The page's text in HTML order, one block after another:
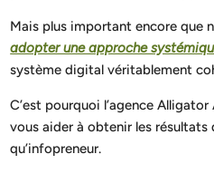
Mais plus important encore que
adopter une approche
système digital véritablement
C’est pourquoi l’agence
vous aider à obtenir les
qu’infopreneur.